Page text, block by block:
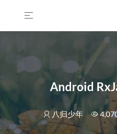
Android
八归少年